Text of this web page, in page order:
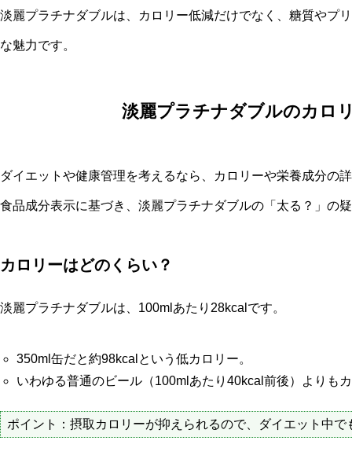
淡麗プラチナダブルは、カロリー低減だけでなく、糖質やプ
な魅力です。
淡麗プラチナダブルのカロ
ダイエットや健康管理を考えるなら、カロリーや栄養成分の
食品成分表示に基づき、淡麗プラチナダブルの「太る？」の
カロリーはどのくらい？
淡麗プラチナダブルは、100mlあたり28kcalです。
350ml缶だと約98kcalという低カロリー。
いわゆる普通のビール（100mlあたり40kcal前後）よりも
ポイント：摂取カロリーが抑えられるので、ダイエット中